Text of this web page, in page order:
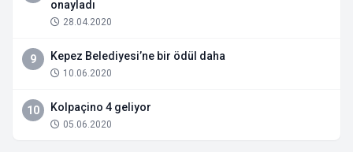
onayladı
28.04.2020
9 Kepez Belediyesi’ne bir ödül daha
10.06.2020
10 Kolpaçino 4 geliyor
05.06.2020